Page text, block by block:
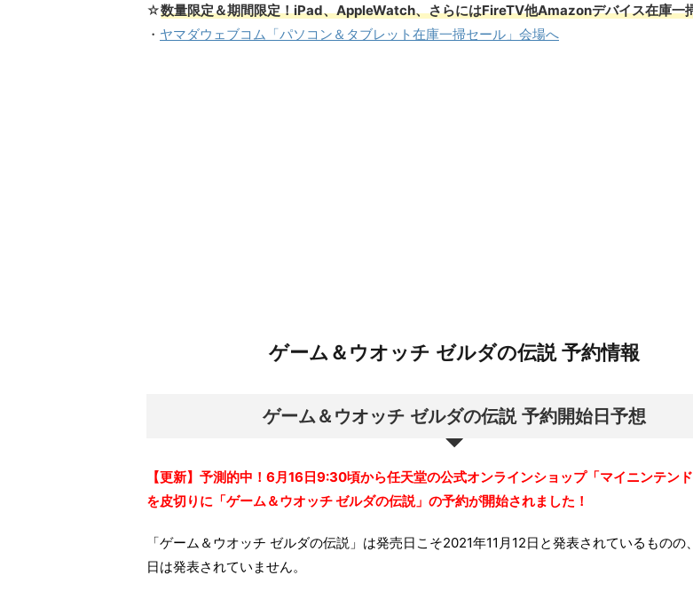
☆数量限定＆期間限定！iPad、AppleWatch、さらにはFireTV他Amazonデバイス在庫一
・ ヤマダウェブコム「パソコン＆タブレット在庫一掃セール」会場へ
ゲーム＆ウオッチ ゼルダの伝説 予約情報
ゲーム＆ウオッチ ゼルダの伝説 予約開始日予想
【更新】予測的中！6月16日9:30頃から任天堂の公式オンラインショップ「マイニンテンド
を皮切りに「ゲーム＆ウオッチ ゼルダの伝説」の予約が開始されました！
「ゲーム＆ウオッチ ゼルダの伝説」は発売日こそ2021年11月12日と発表されているものの
日は発表されていません。